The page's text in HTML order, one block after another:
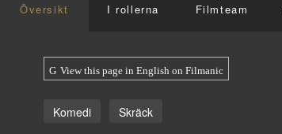
Översikt I rollerna Filmteam
View this page in English on Filmanic
Komedi Skräck